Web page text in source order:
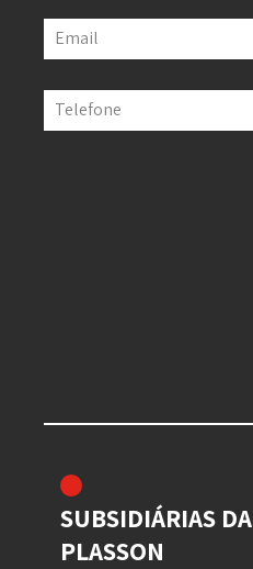
Email
Telefone
SUBSIDIÁRIAS DA
PLASSON